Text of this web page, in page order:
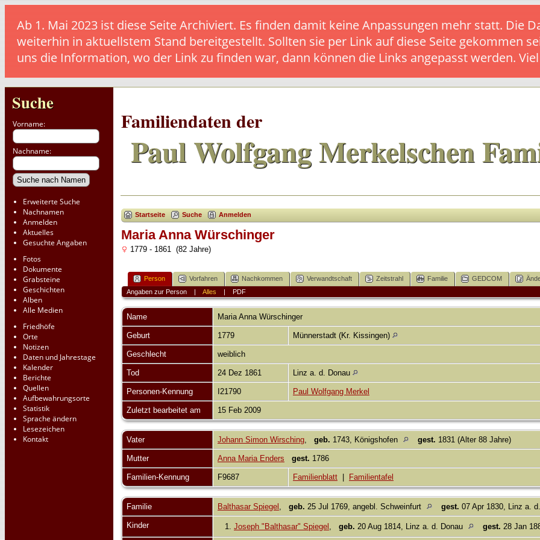
Ab 1. Mai 2023 ist diese Seite Archiviert. Es finden damit keine Anpassungen mehr statt. Die
weiterhin in aktuellstem Stand bereitgestellt. Sollten sie per Link auf diese Seite gekommen
uns die Information, wo der Link zu finden war, dann können die Links angepasst werden.
Suche
Vorname:
Nachname:
Erweiterte Suche
Nachnamen
Anmelden
Aktuelles
Gesuchte Angaben
Fotos
Dokumente
Grabsteine
Geschichten
Alben
Alle Medien
Friedhöfe
Orte
Notizen
Daten und Jahrestage
Kalender
Berichte
Quellen
Aufbewahrungsorte
Statistik
Sprache ändern
Lesezeichen
Kontakt
Familiendaten der
Paul Wolfgang Merkelschen
Startseite Suche Anmelden
Maria Anna Würschinger
1779 - 1861 (82 Jahre)
Person Vorfahren Nachkommen Verwandtschaft Zeitstrahl Familie GEDCOM
Angaben zur Person| Alles | PDF
Name Maria Anna Würschinger
Geburt 1779 Münnerstadt (Kr. Kissingen)
Geschlecht weiblich
Tod 24 Dez 1861 Linz a. d. Donau
Personen-Kennung I21790 Paul Wolfgang Merkel
Zuletzt bearbeitet am 15 Feb 2009
Vater Johann Simon Wirsching, geb. 1743, Königshofen gest. 1831 (Alter 88 Jahre)
Mutter Anna Maria Enders gest. 1786
Familien-Kennung F9687 Familienblatt Familientafel
Familie Balthasar Spiegel , geb. 25 Jul 1769, angebl. Schweinfurt gest. 07 Apr 1830, Linz a.
Kinder 1. Joseph "Balthasar" Spiegel , geb. 20 Aug 1814, Linz a. d. Donau gest. 28 Jan